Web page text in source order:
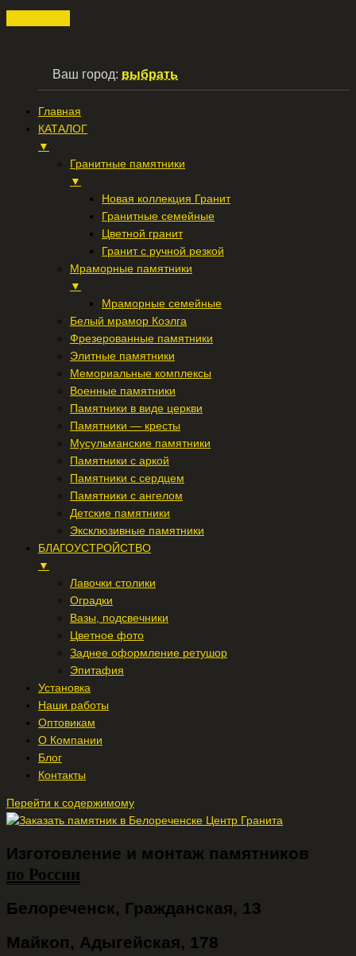
Ваш город: выбрать
Главная
КАТАЛОГ
▼
Гранитные памятники
▼
Новая коллекция Гранит
Гранитные семейные
Цветной гранит
Гранит с ручной резкой
Мраморные памятники
▼
Мраморные семейные
Белый мрамор Коэлга
Фрезерованные памятники
Элитные памятники
Мемориальные комплексы
Военные памятники
Памятники в виде церкви
Памятники — кресты
Мусульманские памятники
Памятники с аркой
Памятники с сердцем
Памятники с ангелом
Детские памятники
Эксклюзивные памятники
БЛАГОУСТРОЙСТВО
▼
Лавочки столики
Оградки
Вазы, подсвечники
Цветное фото
Заднее оформление ретушор
Эпитафия
Установка
Наши работы
Оптовикам
О Компании
Блог
Контакты
Перейти к содержимому
Изготовление и монтаж памятников
по России
Белореченск, Гражданская, 13
Майкоп, Адыгейская, 178